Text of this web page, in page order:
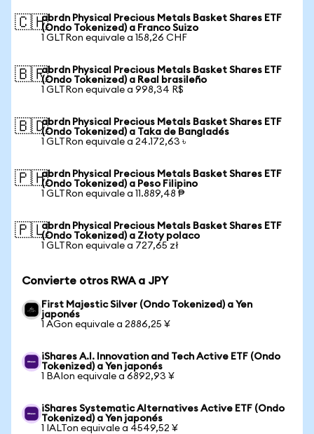
🇨🇭abrdn Physical Precious Metals Basket Shares ETF
(Ondo Tokenized) a Franco Suizo
1 GLTRon equivale a 158,26 CHF
🇧🇷abrdn Physical Precious Metals Basket Shares ETF
(Ondo Tokenized) a Real brasileño
1 GLTRon equivale a 998,34 R$
🇧🇩abrdn Physical Precious Metals Basket Shares ETF
(Ondo Tokenized) a Taka de Bangladés
1 GLTRon equivale a 24.172,63 ৳
🇵🇭abrdn Physical Precious Metals Basket Shares ETF
(Ondo Tokenized) a Peso Filipino
1 GLTRon equivale a 11.889,48 ₱
🇵🇱abrdn Physical Precious Metals Basket Shares ETF
(Ondo Tokenized) a Złoty polaco
1 GLTRon equivale a 727,65 zł
Convierte otros RWA a JPY
First Majestic Silver (Ondo Tokenized) a Yen
japonés
1 AGon equivale a 2886,25 ¥
iShares A.I. Innovation and Tech Active ETF (Ondo
Tokenized) a Yen japonés
1 BAIon equivale a 6892,93 ¥
iShares Systematic Alternatives Active ETF (Ondo
Tokenized) a Yen japonés
1 IALTon equivale a 4549,52 ¥